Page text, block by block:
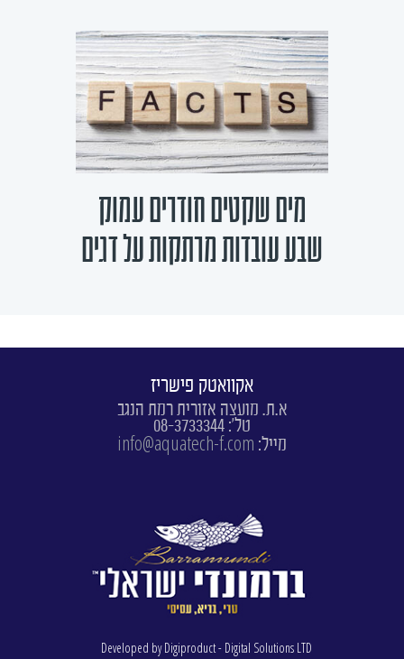
מים שקטים חודרים עמוק
שבע עובדות מרתקות על דגים
אקוואטק פישריז
א.ת. מועצה אזורית רמת הנגב
טל': 08-3733344
מייל: info@aquatech-f.com
Developed by Digiproduct - Digital Solutions LTD